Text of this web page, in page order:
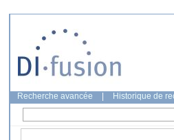
Recherche avancée Historique de